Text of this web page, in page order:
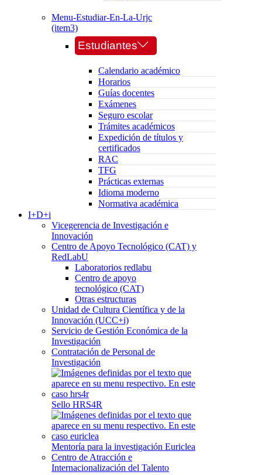
Menu-Estudiar-En-La-Urjc
(item3)
Estudiantes
Calendario académico
Horarios
Guías docentes
Exámenes
Seguro escolar
Trámites académicos
Expedición de títulos y
certificados
RAC
TFG
Prácticas externas
Idioma moderno
Normativa académica
I+D+i
Vicegerencia de Investigación e
Innovación
Centro de Apoyo Tecnológico (CAT) y
RedLabU
Laboratorios redlabu
Centro de apoyo
tecnológico (CAT)
Otras estructuras
Unidad de Cultura Científica y de la
Innovación (UCC+i)
Servicio de Gestión Económica de la
Investigación
Contratación de Personal de
Investigación
Sello HRS4R
Mentoría para la investigación Euriclea
Centro de Atracción e
Internacionalización del Talento